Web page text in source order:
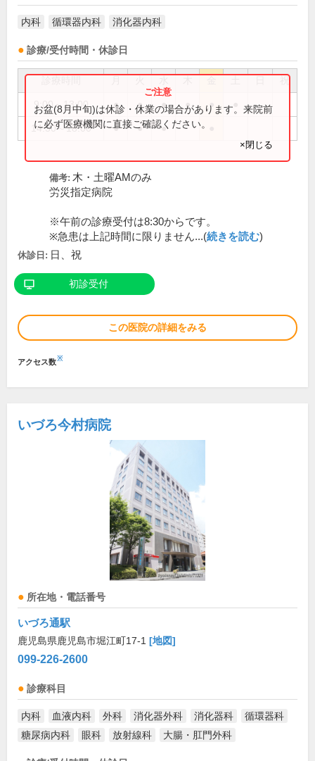
内科 循環器内科 消化器内科
診療/受付時間・休診日
祝
9:00～13:00 ● ● ● ● ●
14:30～18:00 ● ● ●
お盆(8月中旬)は休診・休業の場合があります。来院前
に必ず医療機関に直接ご確認ください。
×閉じる
備考: 木・土曜AMのみ
労災指定病院
※午前の診療受付は8:30からです。
※急患は上記時間に限りません...(続きを読む)
休診日: 日、祝
初診受付
この医院の詳細をみる
アクセス数※
いづろ今村病院
所在地・電話番号
いづろ通駅
鹿児島県鹿児島市堀江町17-1 [地図]
099-226-2600
診療科目
内科 血液内科 外科 消化器外科 消化器科
循環器科
糖尿病内科
眼科 放射線科 大腸・肛門外科